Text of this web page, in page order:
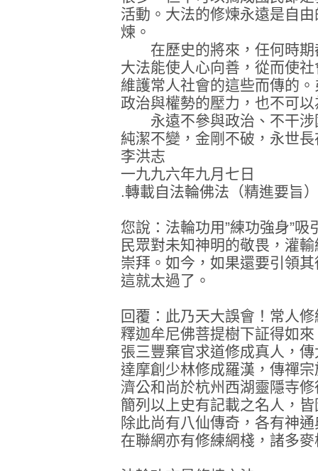
活動。大法的修煉永遠是自
煉。
在歷史的將來，任何時期
大法能使人心向善，從而使
維護常人社會的這些而傳的
政治與權勢的壓力，也不可
永遠不參與政治、不干涉
純潔不變，金剛不破，永世長
李洪志
一九九六年九月七日
.轉載自法輪佛法（精進要旨）
您說：法輪功用”練功強身”
民眾對未知神明的敬畏，灌
崇拜。如今，如果還要引領
這就太過了。
回覆：此乃天大誤會！常人
釋迦牟尼佛菩提樹下証得如
張三豐棄官求道修成真人，
達摩創少林修成羅漢，傳禪
濟公和尚於杭州西湖靈隱寺
簡列以上史有記載之名人，
除此尚有八仙傳奇，各有神
在聯網亦有修練網棧，諸多